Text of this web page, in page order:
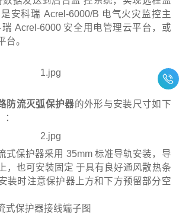
安科瑞 Acrel-6000/B 电气火灾监控主
Acrel-6000 安全用电管理云平台，或
台。
防流灭弧保护器的外形与安装尺寸如下
式保护器采用 35mm 标准导轨安装，导
，也可安装固定 于具有良好通风散热条
装时注意保护器上方和下方预留部分空
式保护器接线端子图